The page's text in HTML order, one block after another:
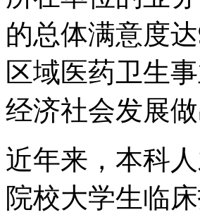
的总体满意度
区域医药卫生
经济社会发展
近年来，本科
院校大学生临